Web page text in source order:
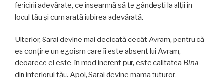
fericirii adevărate, ce înseamnă să te gândești la alții în
locul tău și cum arată iubirea adevărată.
Ulterior, Sarai devine mai dedicată decât Avram, pentru că
ea conține un egoism care îi este absent lui Avram,
deoarece el este în mod inerent pur, este calitatea Bina
din interiorul tău. Apoi, Sarai devine mama tuturor.